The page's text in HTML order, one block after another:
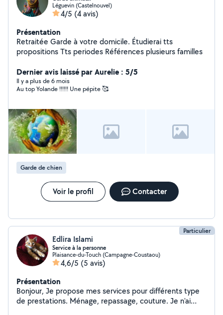
Léguevin (Castelnouvel)
4/5 (4 avis)
Présentation
Retraitée Garde à votre domicile. Étudierai tts
propositions Tts periodes Références plusieurs familles
Dernier avis laissé par Aurelie : 5/5
Il y a plus de 6 mois
Au top Yolande !!!!!! Une pépite 🥰
Garde de chien
Voir le profil Contacter
Particulier
Edlira Islami
Service à la personne
Plaisance-du-Touch (Campagne-Coustaou)
4,6/5 (5 avis)
Présentation
Bonjour, Je propose mes services pour différents type
de prestations. Ménage, repassage, couture. Je n'ai